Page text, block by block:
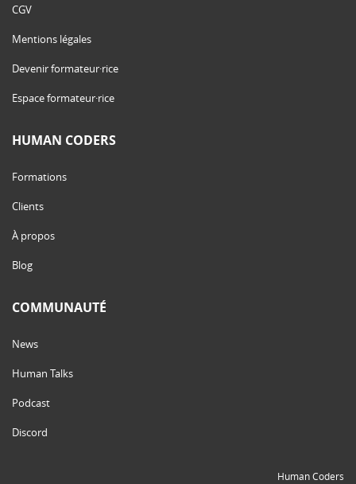
CGV
Mentions légales
Devenir formateur·rice
Espace formateur·rice
HUMAN CODERS
Formations
Clients
À propos
Blog
COMMUNAUTÉ
News
Human Talks
Podcast
Discord
Human Coders